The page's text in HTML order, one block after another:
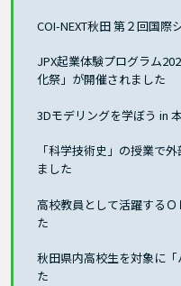
COI-NEXT秋田 第２回国際
JPX起業体験プログラム
化祭」が開催されました
3Dモデリングを学ぼう in
「科学技術史」の授業で
ました
高校教員として活躍する
た
秋田県内高校生を対象に
た